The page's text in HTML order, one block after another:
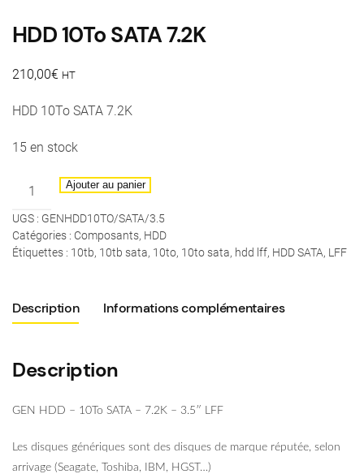
HDD 10To SATA 7.2K
210,00€ HT
HDD 10To SATA 7.2K
15 en stock
quantité
HDD
10To
Ajouter au panier
UGS : GENHDD10TO/SATA/3.5
Catégories : Composants, HDD
Étiquettes : 10tb, 10tb sata, 10to, 10to sata, hdd lff, HDD SATA, LFF
Description Informations complémentaires
Description
GEN HDD – 10To SATA – 7.2K – 3.5″ LFF
Les disques génériques sont des disques de marque réputée, selon
arrivage (Seagate, Toshiba, IBM, HGST…)